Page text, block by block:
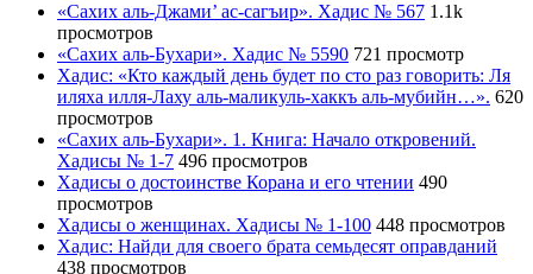
«Сахих аль-Джами’ ас-сагъир». Хадис № 567 1.1k
просмотров
«Сахих аль-Бухари». Хадис № 5590 721 просмотр
Хадис: «Кто каждый день будет по сто раз говорить: Ля
иляха илля-Лаху аль-маликуль-хаккъ аль-мубийн…». 620
просмотров
«Сахих аль-Бухари». 1. Книга: Начало откровений.
Хадисы № 1-7 496 просмотров
Хадисы о достоинстве Корана и его чтении 490
просмотров
Хадисы о женщинах. Хадисы № 1-100 448 просмотров
Хадис: Найди для своего брата семьдесят оправданий
438 просмотров